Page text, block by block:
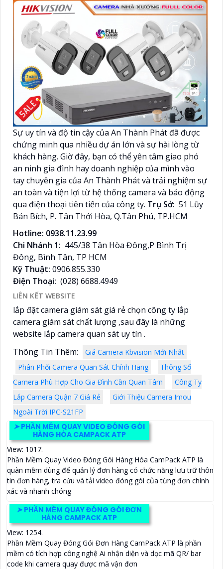
Sự uy tín và độ tin cậy của An Thành Phát đã được
chứng minh qua nhiều dự án lớn và sự hài lòng từ
khách hàng. Giờ đây, bạn có thể yên tâm giao phó
an ninh gia đình hay doanh nghiệp của mình vào
tay chuyên gia của An Thành Phát và trải nghiệm sự
an toàn và tiện lợi từ hệ thống camera và báo động
qua điện thoại tiên tiến của công ty. Trụ Sở: 51 Lũy
Bán Bích, P. Tân Thới Hòa, Q.Tân Phú, TP.HCM
Hotline: 0938.11.23.99
Chi Nhánh 1: 445/38 Tân Hòa Đông,P Bình Trị
Đông, Bình Tân, TP HCM
Kỹ Thuật: 0906.855.330
Điện Thoại: (028) 6688.4949
LIÊN KẾT WEBSITE
lắp đặt camera giám sát giá rẻ chọn công ty lắp
camera giám sát chất lượng ,sau đây là những
website lắp camera quan sát uy tín .
Thông Tin Thêm:
Giá Camera Kbvision Mới Nhất
Phân Phối Camera Quan Sát Chính Hãng
Thông Số
Camera Phù Hợp Cho Gia Đình Cần Quan Tâm
Công Ty
Lắp Camera Quận 7 Giá Rẻ
Giới Thiệu Camera Imou
Ngoài Trời IPC-S21FP
➤PHẦN MỀM QUAY VIDEO ĐÓNG GÓI
HÀNG HÓA CAMPACK ATP
View: 1017.
Phần Mềm Quay Video Đóng Gói Hàng Hóa CamPack ATP là
quàn mềm dùng để quản lý đơn hàng có chức năng lưu trữ thôn
tin đơn hàng, tra cứu và tải video đóng gói của từng đơn chính
xác và nhanh chóng
➤PHẦN MỀM QUAY ĐÓNG GÓI ĐƠN
HÀNG CAMPACK ATP
View: 1254.
Phần Mềm Quay Đóng Gói Đơn Hàng CamPack ATP là phần
mềm có tích hợp công nghệ Ai nhận diện và dọc mã QR/ bar
code khi camera quay được mã vận đơn